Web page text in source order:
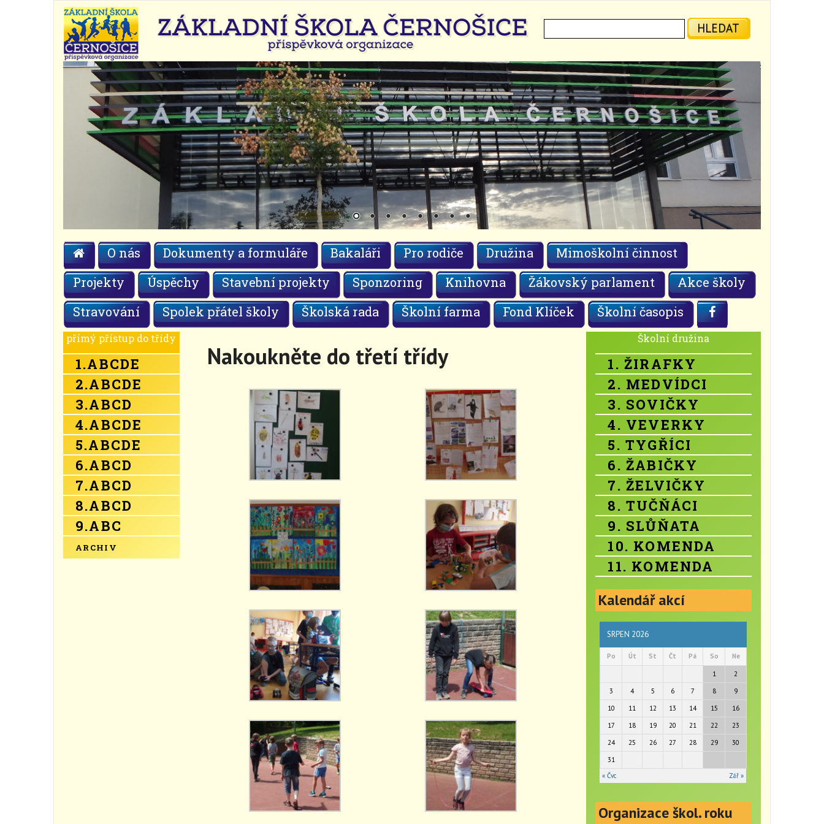
HLEDAT
O nás Dokumenty a formuláře Bakaláři Pro rodiče Družina
Mimoškolní činnost
Projekty
Úspěchy Stavební projekty Sponzoring Knihovna Žákovský parlament
Akce školy
Stravování
Spolek přátel školy Školská rada Školní farma Fond Klíček Školní časopis
přímý přístup do třídy
1.ABCDE
2.ABCDE
3.ABCD
4.ABCDE
5.ABCDE
6.ABCD
7.ABCD
8.ABCD
9.ABC
ARCHIV
Nakoukněte do třetí třídy
Školní družina
1. ŽIRAFKY
2. MEDVÍDCI
3. SOVIČKY
4. VEVERKY
5. TYGŘÍCI
6. ŽABIČKY
7. ŽELVIČKY
8. TUČŇÁCI
9. SLŮŇATA
10. KOMENDA
11. KOMENDA
Kalendář akcí
SRPEN 2026
Po Út St Čt Pá So Ne
1
2
3
4 5 6 7 8
9
10
11 12 13 14 15
16
17
18 19 20 21 22
23
24
25 26 27 28 29
30
31
« Čvc
Zář »
Organizace škol. roku